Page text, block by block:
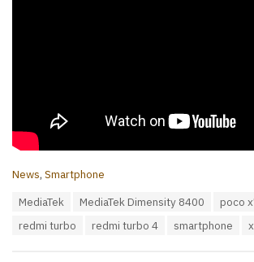
C
News, Smartphone
MediaTek MediaTek Dimensity 8400
poco
redmi turbo
redmi turbo 4 smartphone